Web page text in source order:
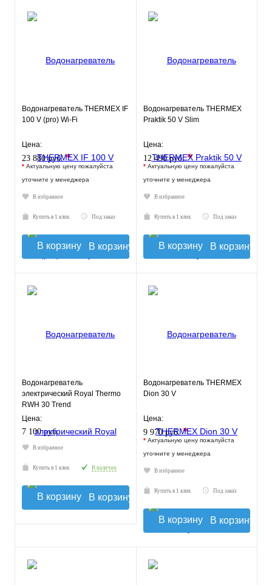
Водонагреватель THERMEX IF
100 V (pro) Wi-Fi
Цена:
23 880 руб.*
* Актуальную цену пожалуйста
уточните у менеджера
В избранное
Купить в 1 клик Под заказ
В корзину
Водонагреватель THERMEX
Praktik 50 V Slim
Цена:
12 490 руб.*
* Актуальную цену пожалуйста
уточните у менеджера
В избранное
Купить в 1 клик Под заказ
В корзину
Водонагреватель
электрический Royal Thermo
RWH 30 Trend
Цена:
7 100 руб.
В избранное
Купить в 1 клик В наличии
В корзину
Водонагреватель THERMEX
Dion 30 V
Цена:
9 970 руб.*
* Актуальную цену пожалуйста
уточните у менеджера
В избранное
Купить в 1 клик Под заказ
В корзину